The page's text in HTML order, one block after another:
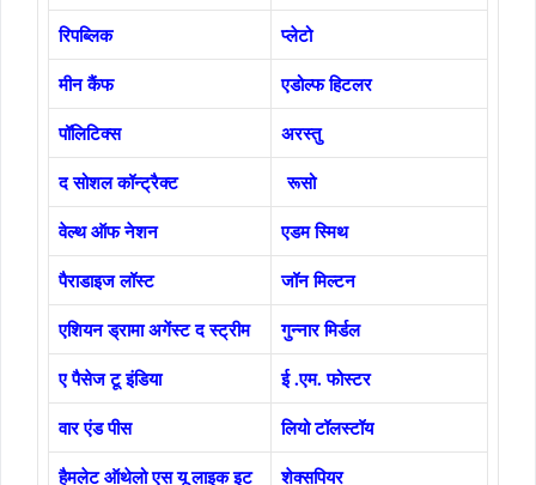
रिपब्लिक
प्लेटो
मीन कैंफ
एडोल्फ हिटलर
पॉलिटिक्स
अरस्तु
द सोशल कॉन्ट्रैक्ट
रूसो
वेल्थ ऑफ नेशन
एडम स्मिथ
पैराडाइज लॉस्ट
जॉन मिल्टन
एशियन ड्रामा अगेंस्ट द स्ट्रीम
गुन्नार मिर्डल
ए पैसेज टू इंडिया
ई .एम. फोस्टर
वार एंड पीस
लियो टॉलस्टॉय
हैमलेट ऑथेलो एस यू लाइक इट
शेक्सपियर